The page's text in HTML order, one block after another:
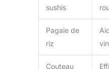
moule à
couteau à
adhésif pour
sushis
Pagaie de
riz
Couteau